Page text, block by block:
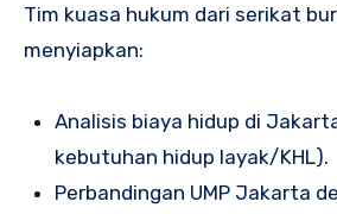
Tim kuasa hukum dari serikat
menyiapkan:
Analisis biaya hidup di
kebutuhan hidup layak/KHL).
Perbandingan UMP Jakarta